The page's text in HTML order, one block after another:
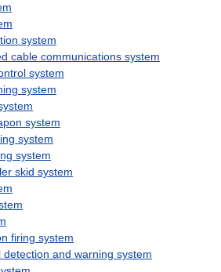
system
cable communications system
system
system
system
system
system
skid system
firing system
and warning system